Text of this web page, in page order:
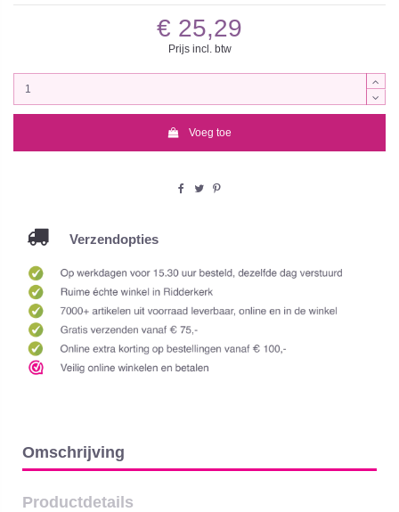
€ 25,29
Prijs incl. btw
Voeg toe
Verzendopties
Omschrijving
Productdetails